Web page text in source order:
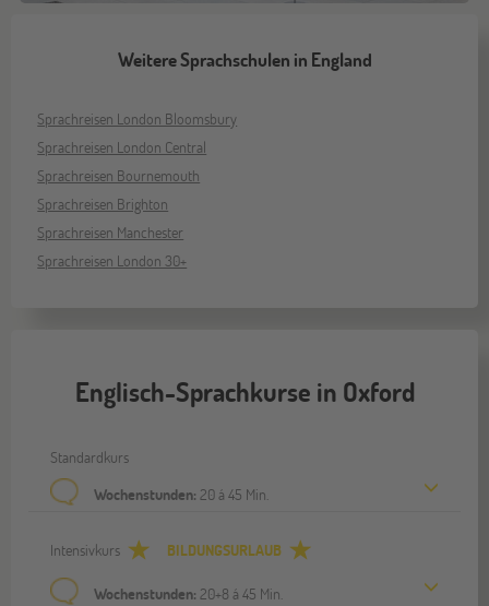
Weitere Sprachschulen in England
Sprachreisen London Bloomsbury
Sprachreisen London Central
Sprachreisen Bournemouth
Sprachreisen Brighton
Sprachreisen Manchester
Sprachreisen London 30+
Englisch-Sprachkurse in Oxford
Standardkurs
Wochenstunden: 20 á 45 Min.
Intensivkurs BILDUNGSURLAUB
Wochenstunden: 20+8 á 45 Min.